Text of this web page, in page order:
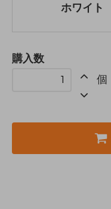
ホワイト
購入数
個